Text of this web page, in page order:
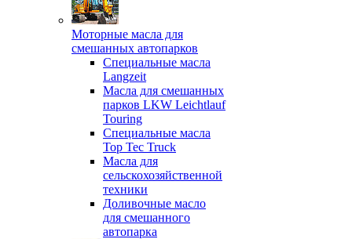
Моторные масла для
смешанных автопарков
Специальные масла
Langzeit
Масла для смешанных
парков LKW Leichtlauf
Touring
Специальные масла
Top Tec Truck
Масла для
сельскохозяйственной
техники
Доливочные масло
для смешанного
автопарка